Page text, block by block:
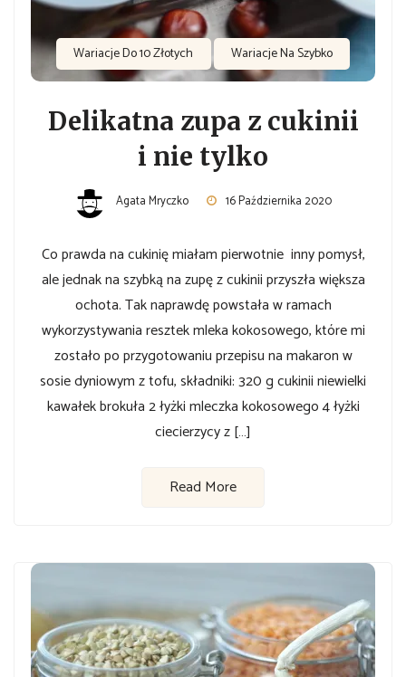
Wariacje Do 10 Złotych Wariacje Na Szybko
Delikatna zupa z cukinii
i nie tylko
Agata Mryczko 16 Października 2020
Co prawda na cukinię miałam pierwotnie inny pomysł,
ale jednak na szybką na zupę z cukinii przyszła większa
ochota. Tak naprawdę powstała w ramach
wykorzystywania resztek mleka kokosowego, które mi
zostało po przygotowaniu przepisu na makaron w
sosie dyniowym z tofu, składniki: 320 g cukinii niewielki
kawałek brokuła 2 łyżki mleczka kokosowego 4 łyżki
ciecierzycy z […]
Read More